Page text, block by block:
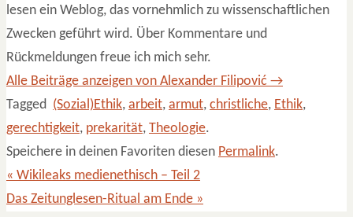
lesen ein Weblog, das vornehmlich zu wissenschaftlichen
Zwecken geführt wird. Über Kommentare und
Rückmeldungen freue ich mich sehr.
Alle Beiträge anzeigen von Alexander Filipović →
Tagged (Sozial)Ethik, arbeit, armut, christliche, Ethik,
gerechtigkeit, prekarität, Theologie.
Speichere in deinen Favoriten diesen Permalink.
« Wikileaks medienethisch – Teil 2
Das Zeitunglesen-Ritual am Ende »